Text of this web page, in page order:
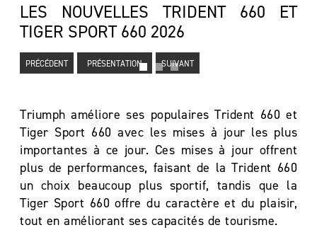
LES NOUVELLES TRIDENT 660 ET
TIGER SPORT 660 2026
PRÉCÉDENT PRÉSENTATION SUIVANT
Triumph améliore ses populaires Trident 660 et
Tiger Sport 660 avec les mises à jour les plus
importantes à ce jour. Ces mises à jour offrent
plus de performances, faisant de la Trident 660
un choix beaucoup plus sportif, tandis que la
Tiger Sport 660 offre du caractère et du plaisir,
tout en améliorant ses capacités de tourisme.